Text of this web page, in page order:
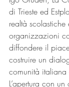
di Trieste ed
realtà
organizzazioni
diffondere il
costruire un
comunità italiana
L’apertura con